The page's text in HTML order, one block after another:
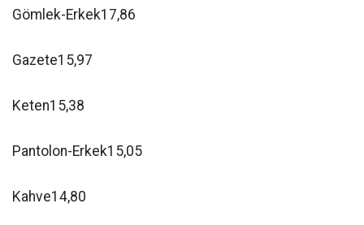
Gömlek-Erkek17,86
Gazete15,97
Keten15,38
Pantolon-Erkek15,05
Kahve14,80